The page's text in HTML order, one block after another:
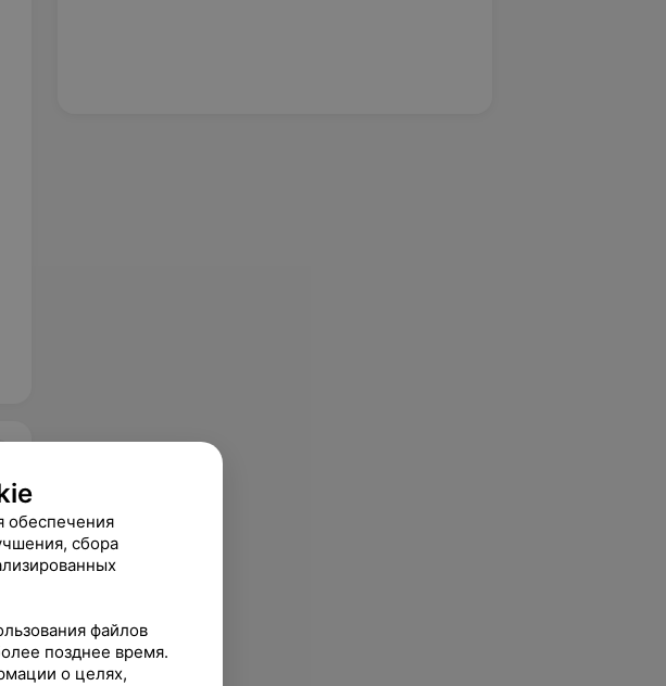
обеспечения
сбора
файлов
позднее время.
о целях,